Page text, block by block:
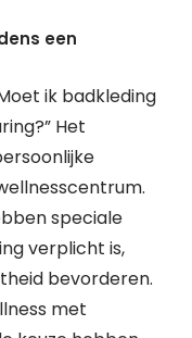
een
ik badkleding
Het
speciale
verplicht is,
bevorderen.
met